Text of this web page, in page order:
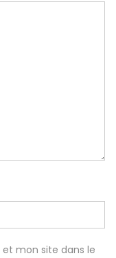
mon site dans le